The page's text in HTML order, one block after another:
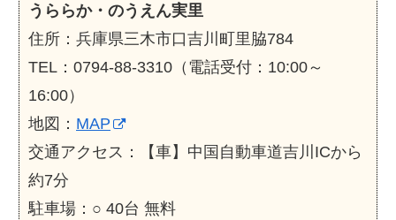
うららか・のうえん実里
住所：兵庫県三木市口吉川町里脇784
TEL：0794-88-3310（電話受付：10:00～
16:00）
地図： MAP
交通アクセス：【車】中国自動車道吉川ICから
約7分
駐車場：○ 40台 無料